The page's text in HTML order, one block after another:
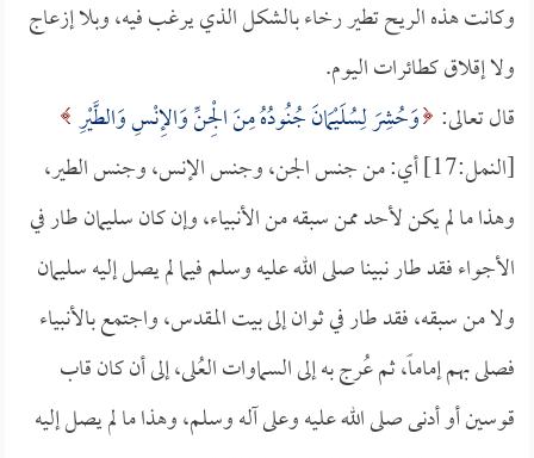
وكانت هذه الريح تطير رخاء بالشكل الذي يرغب فيه، وبلا إزعاج
ولا إقلاق كطائرات اليوم.
قال تعالى: وَحُشِرَ لِسُلَيْمَانَ جُنُودُهُ مِنَ الْجِنِّ وَالإِنْسِ وَالطَّيْرِ
[النمل:17] أي: من جنس الجن، وجنس الإنس، وجنس الطير،
وهذا ما لم يكن لأحد ممن سبقه من الأنبياء، وإن كان سليمان طار في
الأجواء فقد طار نبينا صلى الله عليه وسلم فيما لم يصل إليه سليمان
ولا من سبقه، فقد طار في ثوان إلى بيت المقدس، واجتمع بالأنبياء
فصلى بهم إماماً، ثم عُرج به إلى السماوات العُلى، إلى أن كان قاب
قوسين أو أدنى صلى الله عليه وعلى آله وسلم، وهذا ما لم يصل إليه